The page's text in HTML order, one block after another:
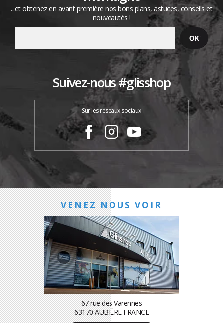
...et obtenez en avant première nos bons plans, astuces, conseils et
nouveautés !
Suivez-nous #glisshop
Sur les réseaux sociaux
VENEZ NOUS VOIR
67 rue des Varennes
63170 AUBIÈRE FRANCE